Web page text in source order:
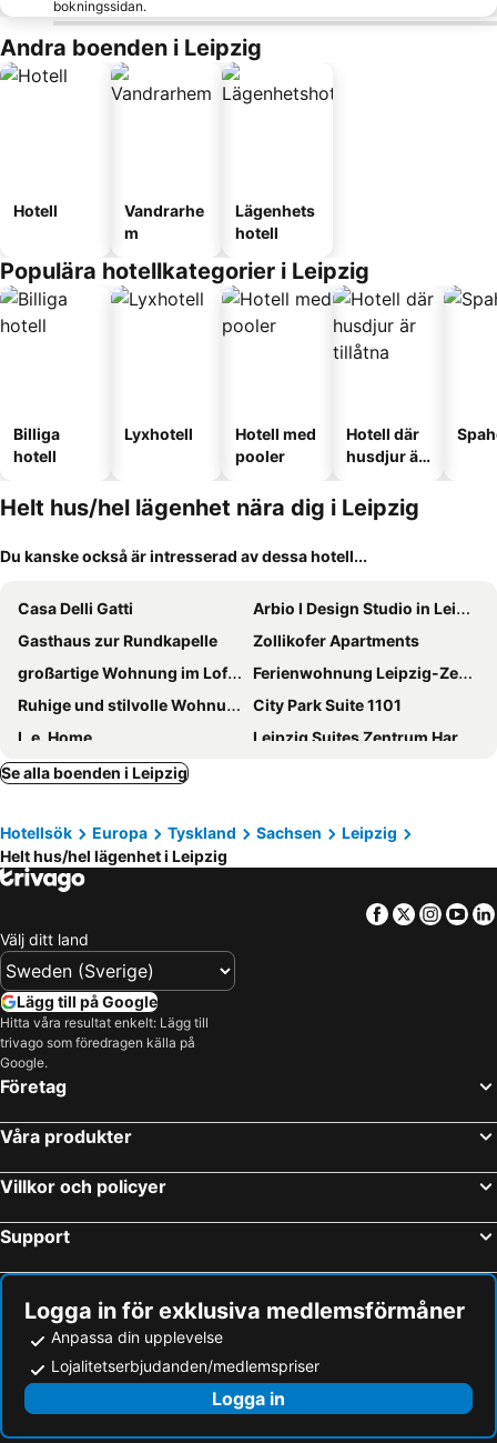
bokningssidan.
Andra boenden i Leipzig
Hotell
Vandrarhe
m
Lägenhets
hotell
Populära hotellkategorier i Leipzig
Billiga
hotell
Lyxhotell
Hotell med
pooler
Hotell där
husdjur är
Helt hus/hel lägenhet nära dig i Leipzig
Du kanske också är intresserad av dessa hotell...
Casa Delli Gatti
Arbio I Design Studio in Leipzig Bayerischer
Gasthaus zur Rundkapelle
Zollikofer Apartments
großartige Wohnung im Loft-Stil in bester Leipziger Lage
Ferienwohnung Leipzig-Zentrum
Ruhige und stilvolle Wohnung am Clara-Zetkin-Park
City Park Suite 1101
L.e. Home
Leipzig Suites Zentrum Harkortstraße
Arbio I Cozy Apart in Leipzig center
Se alla boenden i Leipzig
Hotellsök Europa Tyskland Sachsen
Leipzig
Helt hus/hel lägenhet i Leipzig
Facebook
Twitter
Välj ditt land
Lägg till på Google
Hitta våra resultat enkelt: Lägg till
trivago som föredragen källa på
Google.
Företag
Våra produkter
Villkor och policyer
Support
Logga in för exklusiva medlemsförmåner
Anpassa din upplevelse
Lojalitetserbjudanden/medlemspriser
Logga in